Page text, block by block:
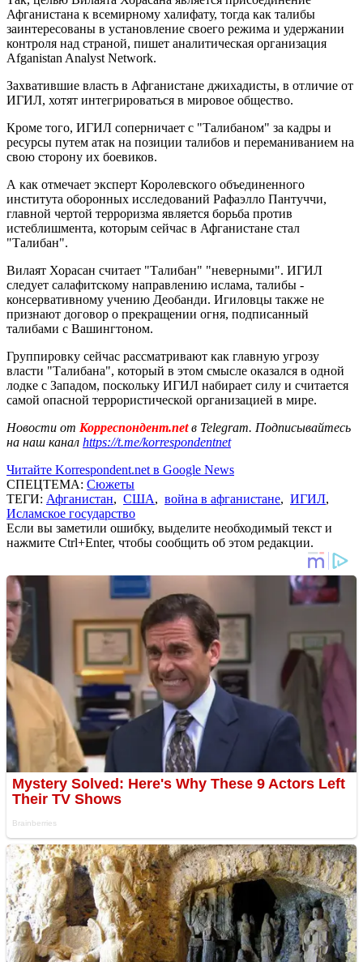
Афганистана к всемирному халифату, тогда как талибы
заинтересованы в установление своего режима и удержании
контроля над страной, пишет аналитическая организация
Afganistan Analyst Network.
Захватившие власть в Афганистане джихадисты, в отличие от
ИГИЛ, хотят интегрироваться в мировое общество.
Кроме того, ИГИЛ соперничает с "Талибаном" за кадры и
ресурсы путем атак на позиции талибов и переманиванием на
свою сторону их боевиков.
А как отмечает эксперт Королевского объединенного
института оборонных исследований Рафаэлло Пантуччи,
главной чертой терроризма является борьба против
истеблишмента, которым сейчас в Афганистане стал
"Талибан".
Вилаят Хорасан считает "Талибан" "неверными". ИГИЛ
следует салафитскому направлению ислама, талибы -
консервативному учению Деобанди. Игиловцы также не
признают договор о прекращении огня, подписанный
талибами с Вашингтоном.
Группировку сейчас рассматривают как главную угрозу
власти "Талибана", который в этом смысле оказался в одной
лодке с Западом, поскольку ИГИЛ набирает силу и считается
самой опасной террористической организацией в мире.
Новости от Корреспондент.netв Telegram. Подписывайтесь
на наш канал https://t.me/korrespondentnet
Читайте Korrespondent.net в Google News
СПЕЦТЕМА: Сюжеты
ТЕГИ: Афганистан, США, война в афганистане, ИГИЛ,
Исламское государство
Если вы заметили ошибку, выделите необходимый текст и
нажмите Ctrl+Enter, чтобы сообщить об этом редакции.